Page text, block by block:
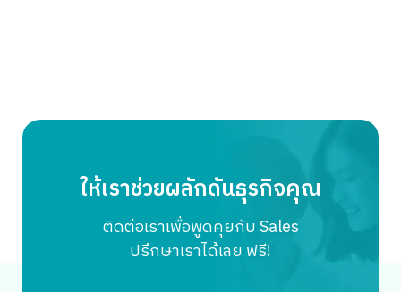
พัฒนาผลิตภัณฑ์โดยผู้เชี่ยวชาญ การนำเทคโนโลยีล้ำสมัยมาใช้
สร้างความร่วมมือกับพันธมิตรทางธุรกิจ และปัจจัยสำคัญที่
ผลักดันให้ยอดขายของแบรนด์เติบโตอย่างต่อเนื่อง เตรียมพบ
กับเรื่องราวที่น่าสนใจและแรงบันดาลใจในบทความนี้กันได้เลย
ค่ะ ทำความรู้จักกับ AMT Skincare AMT Skincare แบรนด์
สกินแคร์ไทยที่เน้นการดูแลผิวอย่างตรงจุดและมีประสิทธิภาพ
ให้เราช่วยผลักดันธุรกิจคุณ
ติดต่อเราเพื่อพูดคุยกับ Sales
ปรึกษาเราได้เลย ฟรี!